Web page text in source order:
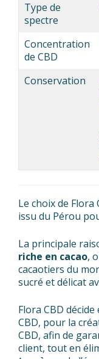
Type de
spectre
Concentration
de CBD
Conservation
Le choix de Flora
issu du Pérou
La principale
riche en cacao,
cacaotiers du
sucré et délicat
Flora CBD
CBD, pour la
CBD, afin de
client, tout en